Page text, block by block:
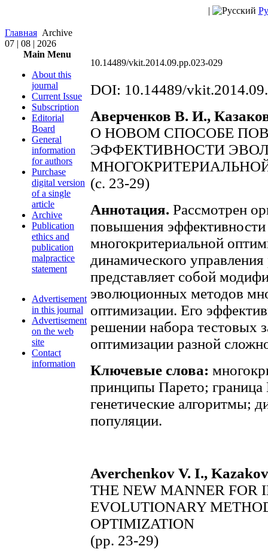
|
Главная Archive
07 | 08 | 2026
Main Menu
About this
journal
Current Issue
Subscription
Editorial
Board
General
information
for authors
Purchase
digital version
of a single
article
Archive
Publication
ethics and
publication
malpractice
statement
Advertisement
in this journal
Advertisement
on the web
site
Contact
information
10.14489/vkit.2014.09.pp.023-029
DOI: 10.14489/
Аверченков В. И.,
О НОВОМ СПОСОБЕ
ЭФФЕКТИВНОСТИ
(с. 23-29)
Аннотация. Рассмотрен
повышения эффективности
многокритериальной
динамического
представляет собой
эволюционных методов
оптимизации. Его
решении набора тестовых
оптимизации разной
Ключевые слова:
принципы Парето;
генетические алгоритмы;
популяции.
Averchenkov V. I.,
THE NEW MANNER FOR
EVOLUTIONARY
OPTIMIZATION
(pp. 23-29)